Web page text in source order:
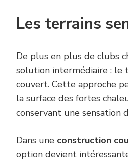
Les terrains
De plus en plus de clubs
solution intermédiaire : le
couvert. Cette approche
la surface des fortes
conservant une sensation
Dans une construction
option devient